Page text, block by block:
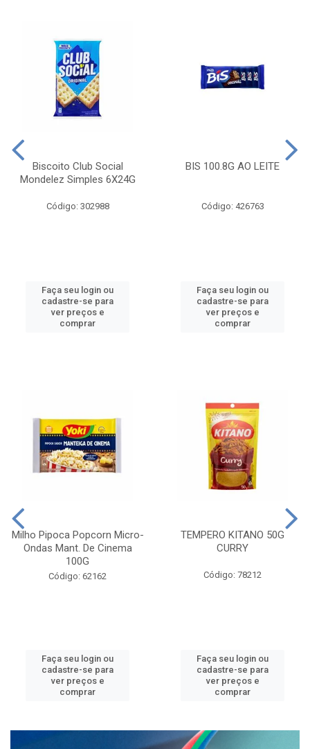
Biscoito Club Social
Mondelez Simples 6X24G
Código: 302988
Faça seu login ou
cadastre-se para
ver preços e
comprar
BIS 100.8G AO LEITE
Código: 426763
Faça seu login ou
cadastre-se para
ver preços e
comprar
Milho Pipoca Popcorn Micro-
Ondas Mant. De Cinema
100G
Código: 62162
Faça seu login ou
cadastre-se para
ver preços e
comprar
TEMPERO KITANO 50G
CURRY
Código: 78212
Faça seu login ou
cadastre-se para
ver preços e
comprar